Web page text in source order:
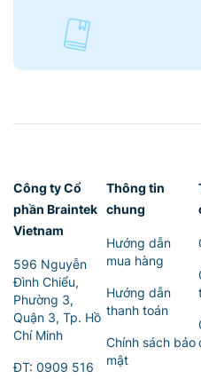
Công ty Cổ
phần Braintek
Vietnam
596 Nguyễn
Đình Chiểu,
Phường 3,
Quận 3, Tp. Hồ
Chí Minh
ĐT: 0909 516
Thông tin
chung
Hướng dẫn
mua hàng
Hướng dẫn
thanh toán
Chính sách bảo
mật